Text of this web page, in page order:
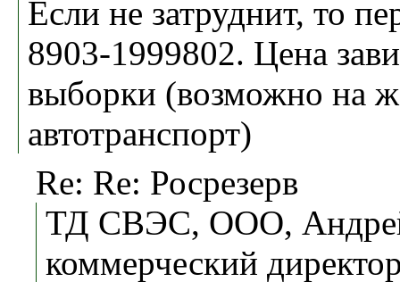
Если не затруднит, то
8903-1999802. Цена
выборки (возможно на
автотранспорт)
Re: Re: Росрезерв
ТД СВЭС, ООО,
коммерческий